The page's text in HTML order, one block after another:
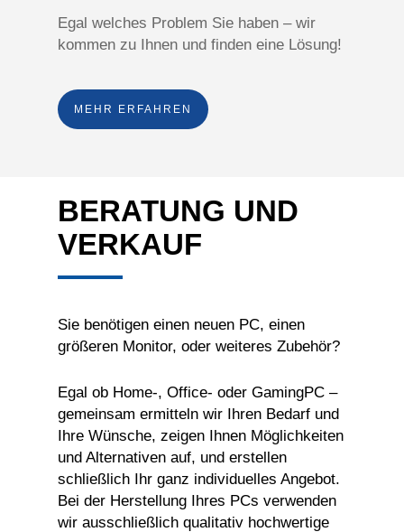
Egal welches Problem Sie haben – wir
kommen zu Ihnen und finden eine Lösung!
MEHR ERFAHREN
BERATUNG UND
VERKAUF
Sie benötigen einen neuen PC, einen
größeren Monitor, oder weiteres Zubehör?
Egal ob Home-, Office- oder GamingPC –
gemeinsam ermitteln wir Ihren Bedarf und
Ihre Wünsche, zeigen Ihnen Möglichkeiten
und Alternativen auf, und erstellen
schließlich Ihr ganz individuelles Angebot.
Bei der Herstellung Ihres PCs verwenden
wir ausschließlich qualitativ hochwertige